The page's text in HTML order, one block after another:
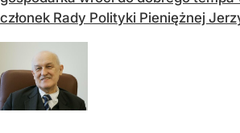
członek Rady Polityki Pieniężnej